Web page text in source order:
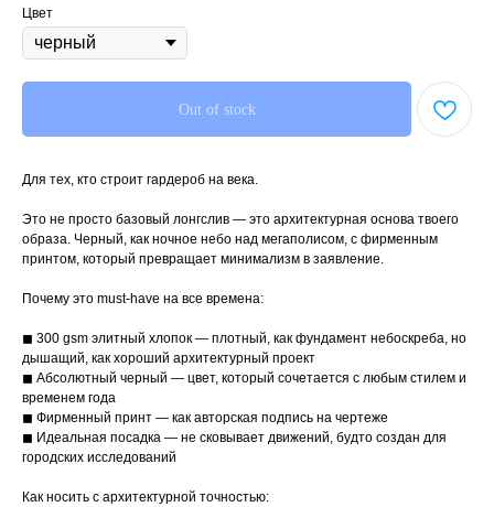
Цвет
Out of stock
Для тех, кто строит гардероб на века.
Это не просто базовый лонгслив — это архитектурная основа твоего
образа. Черный, как ночное небо над мегаполисом, с фирменным
принтом, который превращает минимализм в заявление.
Почему это must-have на все времена:
◼ 300 gsm элитный хлопок — плотный, как фундамент небоскреба, но
дышащий, как хороший архитектурный проект
◼ Абсолютный черный — цвет, который сочетается с любым стилем и
временем года
◼ Фирменный принт — как авторская подпись на чертеже
◼ Идеальная посадка — не сковывает движений, будто создан для
городских исследований
Как носить с архитектурной точностью: